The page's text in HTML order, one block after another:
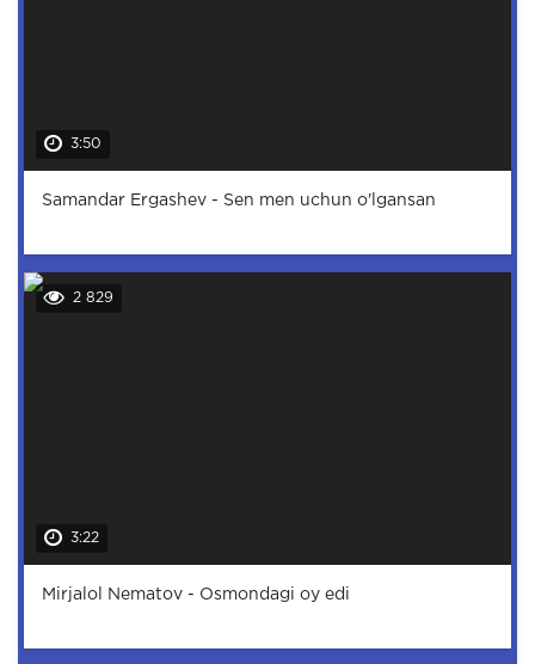
3:50
Samandar Ergashev - Sen men uchun o'lgansan
2 829
3:22
Mirjalol Nematov - Osmondagi oy edi